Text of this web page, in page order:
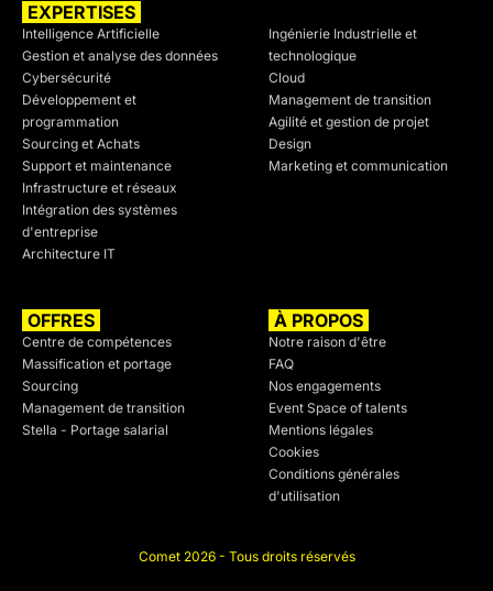
EXPERTISES
Intelligence Artificielle
Gestion et analyse des données
Cybersécurité
Développement et
programmation
Sourcing et Achats
Support et maintenance
Infrastructure et réseaux
Intégration des systèmes
d'entreprise
Architecture IT
Ingénierie Industrielle et
technologique
Cloud
Management de transition
Agilité et gestion de projet
Design
Marketing et communication
OFFRES
Centre de compétences
Massification et portage
Sourcing
Management de transition
Stella - Portage salarial
À PROPOS
Notre raison d'être
FAQ
Nos engagements
Event Space of talents
Mentions légales
Cookies
Conditions générales
d'utilisation
Comet 2026 - Tous droits réservés